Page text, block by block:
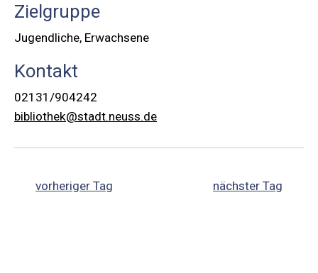
Zielgruppe
Jugendliche, Erwachsene
Kontakt
02131/904242
bibliothek@stadt.neuss.de
vorheriger Tag nächster Tag